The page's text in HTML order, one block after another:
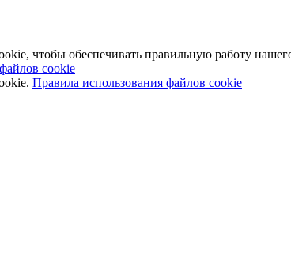
чтобы обеспечивать правильную работу
cookie
Правила использования файлов cookie